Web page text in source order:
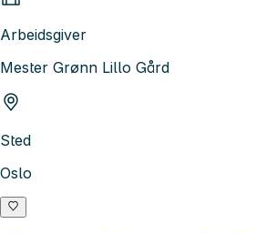
Arbeidsgiver
Mester Grønn Lillo Gård
Sted
Oslo